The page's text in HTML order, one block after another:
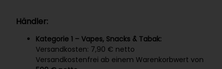
Händler:
Kategorie 1 – Vapes, Snacks & Tabak:
Versandkosten: 7,90 € netto
Versandkostenfrei ab einem Warenkorbwert von